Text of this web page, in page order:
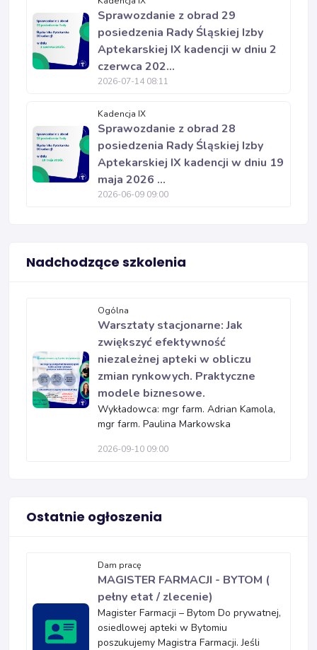
Sprawozdanie z obrad 29
posiedzenia Rady Śląskiej Izby
Aptekarskiej IX kadencji w dniu 2
czerwca 202...
2026-07-14 08:11
Kadencja IX
Sprawozdanie z obrad 28
posiedzenia Rady Śląskiej Izby
Aptekarskiej IX kadencji w dniu 19
maja 2026 ...
2026-06-09 09:00
Nadchodzące szkolenia
Ogólna
Warsztaty stacjonarne: Jak
zwiększyć efektywność
niezależnej apteki w obliczu
zmian rynkowych. Praktyczne
modele biznesowe.
Wykładowca: mgr farm. Adrian Kamola,
mgr farm. Paulina Markowska
2026-09-10 09:00
Ostatnie ogłoszenia
Dam pracę
MAGISTER FARMACJI - BYTOM (
pełny etat / zlecenie)
Magister Farmacji – Bytom Do prywatnej,
osiedlowej apteki w Bytomiu
poszukujemy Magistra Farmacji. Jeśli